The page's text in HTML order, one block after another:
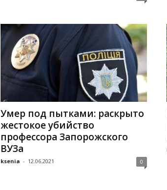
Умер под пытками: раскрыто
жестокое убийство
профессора Запорожского
ВУЗа
ksenia - 12.06.2021 0